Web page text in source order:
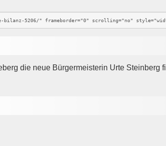
die neue Bürgermeisterin Urte Steinberg